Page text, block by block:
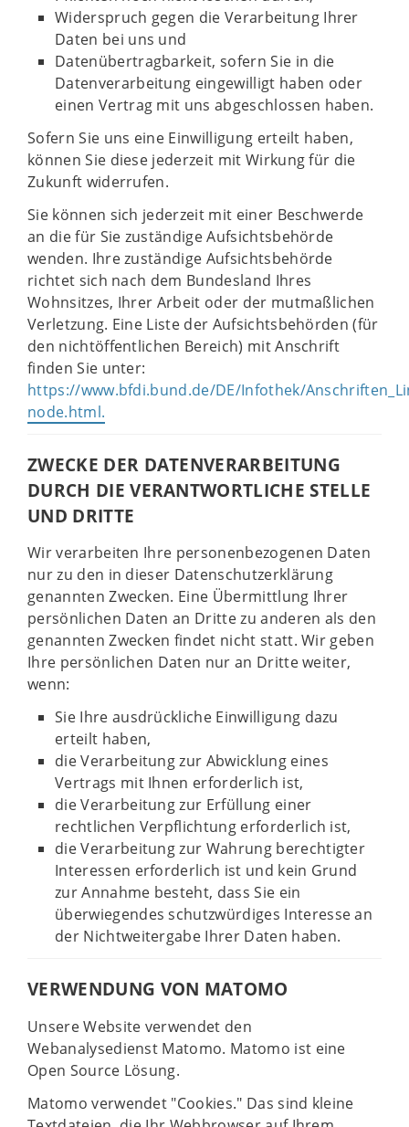
Widerspruch gegen die Verarbeitung Ihrer
Daten bei uns und
Datenübertragbarkeit, sofern Sie in die
Datenverarbeitung eingewilligt haben oder
einen Vertrag mit uns abgeschlossen haben.
Sofern Sie uns eine Einwilligung erteilt haben,
können Sie diese jederzeit mit Wirkung für die
Zukunft widerrufen.
Sie können sich jederzeit mit einer Beschwerde
an die für Sie zuständige Aufsichtsbehörde
wenden. Ihre zuständige Aufsichtsbehörde
richtet sich nach dem Bundesland Ihres
Wohnsitzes, Ihrer Arbeit oder der mutmaßlichen
Verletzung. Eine Liste der Aufsichtsbehörden (für
den nichtöffentlichen Bereich) mit Anschrift
finden Sie unter:
https://www.bfdi.bund.de/DE/Infothek/
node.html.
ZWECKE DER DATENVERARBEITUNG
DURCH DIE VERANTWORTLICHE STELLE
UND DRITTE
Wir verarbeiten Ihre personenbezogenen Daten
nur zu den in dieser Datenschutzerklärung
genannten Zwecken. Eine Übermittlung Ihrer
persönlichen Daten an Dritte zu anderen als den
genannten Zwecken findet nicht statt. Wir geben
Ihre persönlichen Daten nur an Dritte weiter,
wenn:
Sie Ihre ausdrückliche Einwilligung dazu
erteilt haben,
die Verarbeitung zur Abwicklung eines
Vertrags mit Ihnen erforderlich ist,
die Verarbeitung zur Erfüllung einer
rechtlichen Verpflichtung erforderlich ist,
die Verarbeitung zur Wahrung berechtigter
Interessen erforderlich ist und kein Grund
zur Annahme besteht, dass Sie ein
überwiegendes schutzwürdiges Interesse an
der Nichtweitergabe Ihrer Daten haben.
VERWENDUNG VON MATOMO
Unsere Website verwendet den
Webanalysedienst Matomo. Matomo ist eine
Open Source Lösung.
Matomo verwendet "Cookies." Das sind kleine